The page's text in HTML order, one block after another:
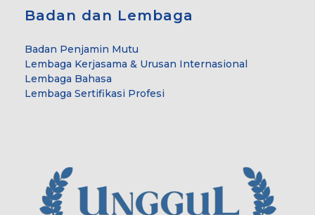
Badan dan Lembaga
Badan Penjamin Mutu
Lembaga Kerjasama & Urusan Internasional
Lembaga Bahasa
Lembaga Sertifikasi Profesi